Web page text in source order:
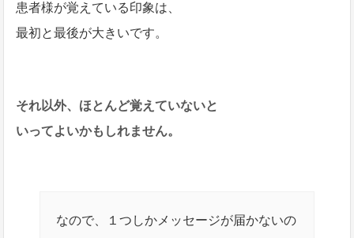
患者様が覚えている印象は、
最初と最後が大きいです。
それ以外、ほとんど覚えていないと
いってよいかもしれません。
なので、１つしかメッセージが届かないの